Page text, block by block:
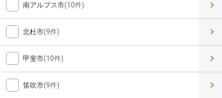
南アルプス市(10件)
北杜市(9件)
甲斐市(10件)
笛吹市(9件)